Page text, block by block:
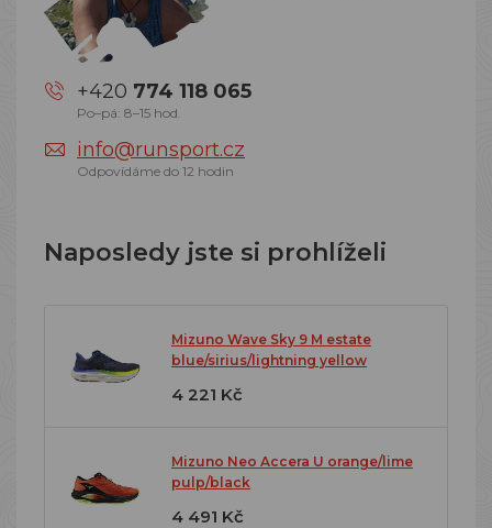
+420 774 118 065
Po–pá: 8–15 hod.
info@runsport.cz
Odpovídáme do 12 hodin
Naposledy jste si prohlíželi
Mizuno Wave Sky 9 M estate
blue/sirius/lightning yellow
4 221 Kč
Mizuno Neo Accera U orange/lime
pulp/black
4 491 Kč